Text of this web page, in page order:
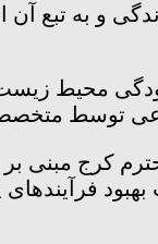
و به تبع آن
محیط زیست
توسط
کرج مبنی بر
فرآیندهای